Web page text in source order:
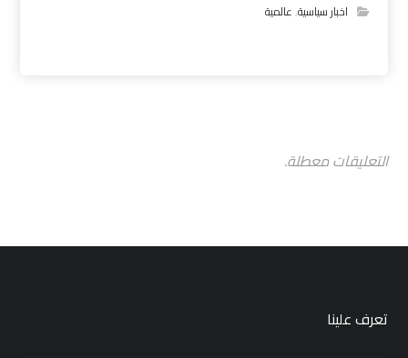
اخبار سياسية,عالمية
التعليقات معطلة.
تعرف علينا